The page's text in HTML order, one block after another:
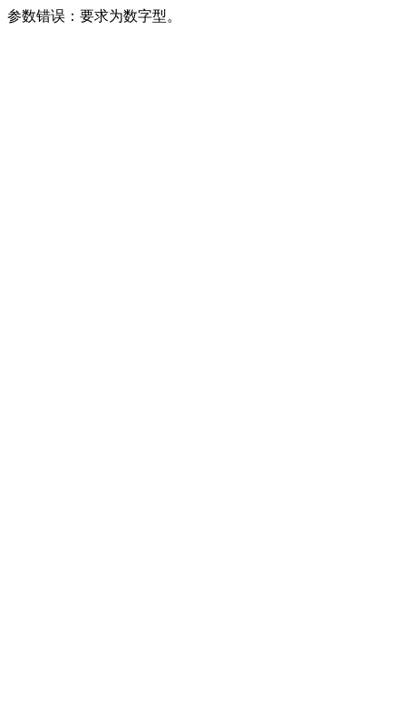
参数错误：要求为数字型。